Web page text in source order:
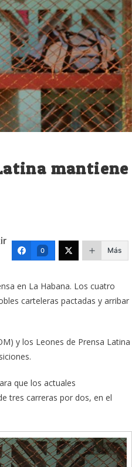
mantiene
0 Más
en La Habana. Los cuatro
carteleras pactadas y arribar
y los Leones de Prensa Latina
que los actuales
tres carreras por dos, en el